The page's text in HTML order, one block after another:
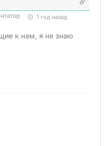
1 год назад
к нам, я не знаю